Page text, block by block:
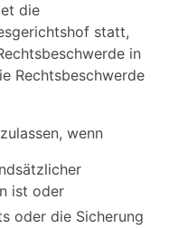
die
statt,
in
Rechtsbeschwerde
wenn
ist oder
oder die Sicherung